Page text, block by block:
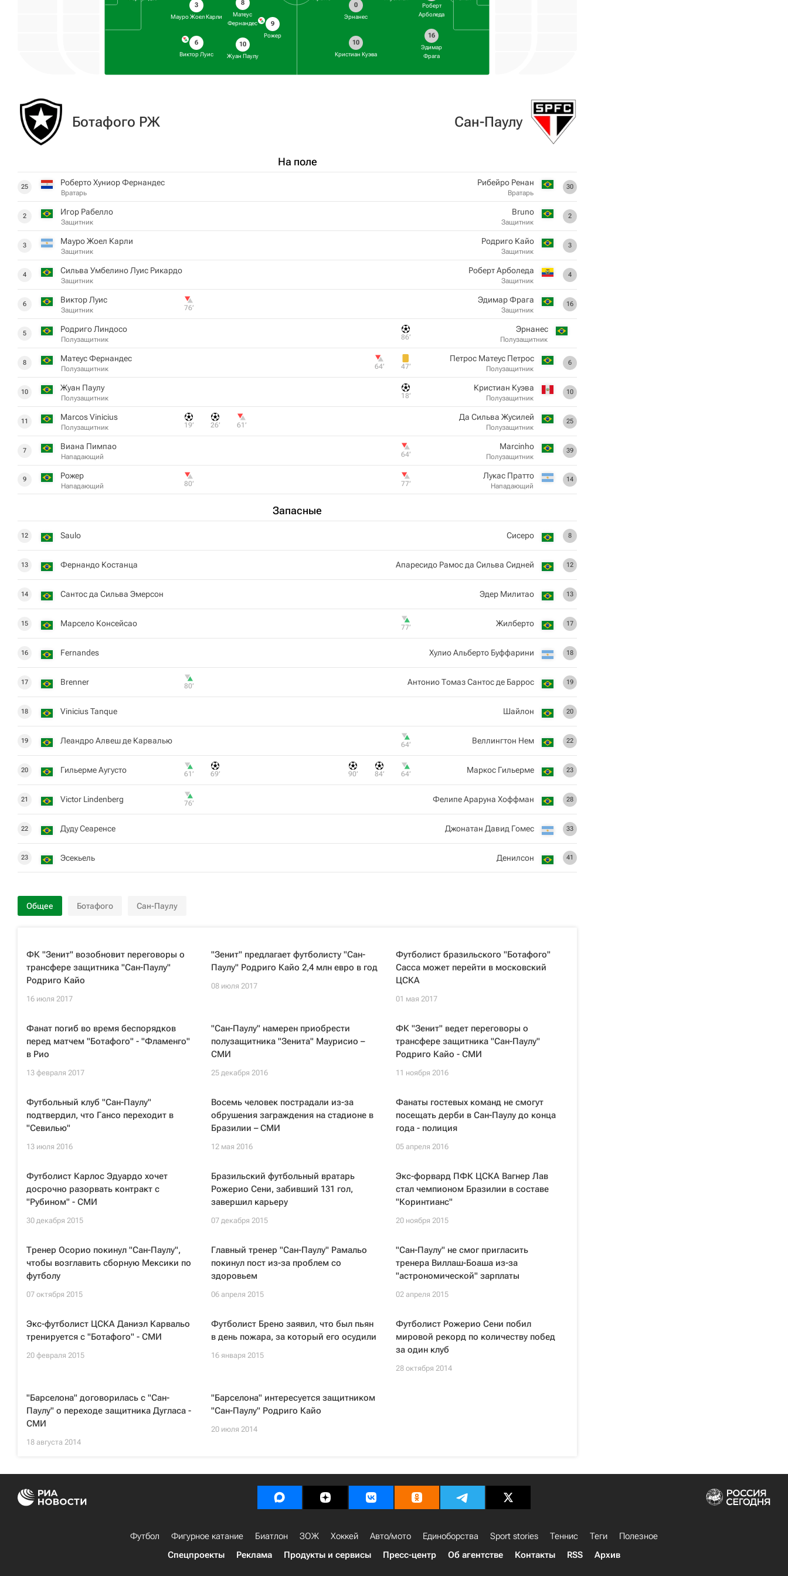
3
Мауро Жоел Карли
6
Виктор Луис
8
Матеус
Фернандес
10
Жуан Паулу
9
Рожер
Роберт
Арболеда
16
Эдимар
Фрага
0
Эрнанес
10
Кристиан Куэва
Ботафого РЖ
На поле
25 Роберто Хуниор Фернандес
Вратарь
2 Игор Рабелло
Защитник
3 Мауро Жоел Карли
Защитник
4 Сильва Умбелино Луис Рикардо
Защитник
6 Виктор Луис
Защитник 76‎’‎
5 Родриго Линдосо
Полузащитник
8 Матеус Фернандес
Полузащитник
10 Жуан Паулу
Полузащитник
11 Marcos Vinicius
Полузащитник 19‎’‎ 26‎’‎ 61‎’‎
7 Виана Пимпао
Нападающий
9 Рожер
Нападающий 80‎’‎
Запасные
12 Saulo
13 Фернандо Костанца
14 Сантос да Сильва Эмерсон
15 Марсело Консейсао
16 Fernandes
17 Brenner 80‎’‎
18 Vinicius Tanque
19 Леандро Алвеш де Карвалью
20 Гильерме Аугусто 61‎’‎ 69‎’‎
21 Victor Lindenberg 76‎’‎
22 Дуду Сеаренсе
23 Эсекьель
Сан-Паулу
30
Рибейро Ренан
Вратарь
2
Bruno
Защитник
3
Родриго Кайо
Защитник
4
Роберт Арболеда
Защитник
16
Эдимар Фрага
Защитник
Эрнанес
Полузащитник
86‎’‎
6
Петрос Матеус Петрос
Полузащитник
47‎’‎
64‎’‎
10
Кристиан Куэва
Полузащитник
18‎’‎
25
Да Сильва Жусилей
Полузащитник
39
Marcinho
Полузащитник
64‎’‎
14
Лукас Пратто
Нападающий
77‎’‎
8
Сисеро
12
Апаресидо Рамос да Сильва Сидней
13
Эдер Милитао
17
Жилберто
77‎’‎
18
Хулио Альберто Буффарини
19
Антонио Томаз Сантос де Баррос
20
Шайлон
22
Веллингтон Нем
64‎’‎
23
Маркос Гильерме
64‎’‎
84‎’‎
90‎’‎
28
Фелипе Араруна Хоффман
33
Джонатан Давид Гомес
41
Денилсон
Общее Ботафого Сан-Паулу
ФК "Зенит" возобновит переговоры о
трансфере защитника "Сан-Паулу"
Родриго Кайо
16 июля 2017
"Зенит" предлагает футболисту "Сан-
Паулу" Родриго Кайо 2,4 млн евро в год
08 июля 2017
Футболист бразильского "Ботафого"
Сасса может перейти в московский
ЦСКА
01 мая 2017
Фанат погиб во время беспорядков
перед матчем "Ботафого" - "Фламенго"
в Рио
13 февраля 2017
"Сан-Паулу" намерен приобрести
полузащитника "Зенита" Маурисио –
СМИ
25 декабря 2016
ФК "Зенит" ведет переговоры о
трансфере защитника "Сан-Паулу"
Родриго Кайо - СМИ
11 ноября 2016
Футбольный клуб "Сан-Паулу"
подтвердил, что Гансо переходит в
"Севилью"
13 июля 2016
Восемь человек пострадали из-за
обрушения заграждения на стадионе в
Бразилии – СМИ
12 мая 2016
Фанаты гостевых команд не смогут
посещать дерби в Сан-Паулу до конца
года - полиция
05 апреля 2016
Футболист Карлос Эдуардо хочет
досрочно разорвать контракт с
"Рубином" - СМИ
30 декабря 2015
Бразильский футбольный вратарь
Рожерио Сени, забивший 131 гол,
завершил карьеру
07 декабря 2015
Экс-форвард ПФК ЦСКА Вагнер Лав
стал чемпионом Бразилии в составе
"Коринтианс"
20 ноября 2015
Тренер Осорио покинул "Сан-Паулу",
чтобы возглавить сборную Мексики по
футболу
07 октября 2015
Главный тренер "Сан-Паулу" Рамальо
покинул пост из-за проблем со
здоровьем
06 апреля 2015
"Сан-Паулу" не смог пригласить
тренера Виллаш-Боаша из-за
"астрономической" зарплаты
02 апреля 2015
Экс-футболист ЦСКА Даниэл Карвальо
тренируется с "Ботафого" - СМИ
20 февраля 2015
Футболист Брено заявил, что был пьян
в день пожара, за который его осудили
16 января 2015
Футболист Рожерио Сени побил
мировой рекорд по количеству побед
за один клуб
28 октября 2014
"Барселона" договорилась с "Сан-
Паулу" о переходе защитника Дугласа -
СМИ
18 августа 2014
"Барселона" интересуется защитником
"Сан-Паулу" Родриго Кайо
20 июля 2014
Футбол Фигурное катание Биатлон ЗОЖ Хоккей Авто/мото Единоборства Sport stories Теннис Теги
Полезное
Спецпроекты
Реклама Продукты и сервисы Пресс-центр Об агентстве Контакты RSS Архив